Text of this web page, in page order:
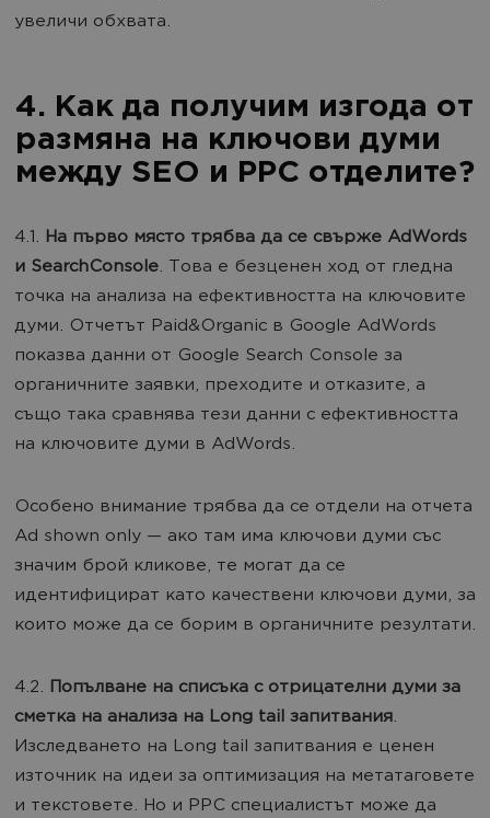
увеличи обхвата.
4. Как да получим изгода от
размяна на ключови думи
между SEO и PPC отделите?
4.1. На първо място трябва да се свърже AdWords
и SearchConsole. Това е безценен ход от гледна
точка на анализа на ефективността на ключовите
думи. Отчетът Paid&Organic в Google AdWords
показва данни от Google Search Console за
органичните заявки, преходите и отказите, а
също така сравнява тези данни с ефективността
на ключовите думи в AdWords.
Особено внимание трябва да се отдели на отчета
Ad shown only — ако там има ключови думи със
значим брой кликове, те могат да се
идентифицират като качествени ключови думи, за
които може да се борим в органичните резултати.
4.2. Попълване на списъка с отрицателни думи за
сметка на анализа на Long tail запитвания.
Изследването на Long tail запитвания е ценен
източник на идеи за оптимизация на метатаговете
и текстовете. Но и РРС специалистът може да